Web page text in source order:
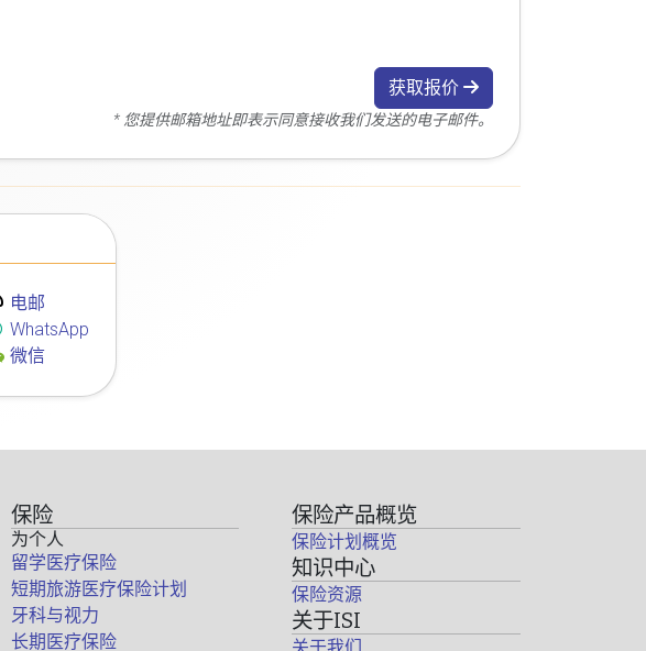
获取报价
* 您提供邮箱地址即表示同意接收我们发送的电子邮件。
电邮
WhatsApp
微信
保险
为个人
留学医疗保险
短期旅游医疗保险计划
牙科与视力
长期医疗保险
保险产品概览
保险计划概览
知识中心
保险资源
关于ISI